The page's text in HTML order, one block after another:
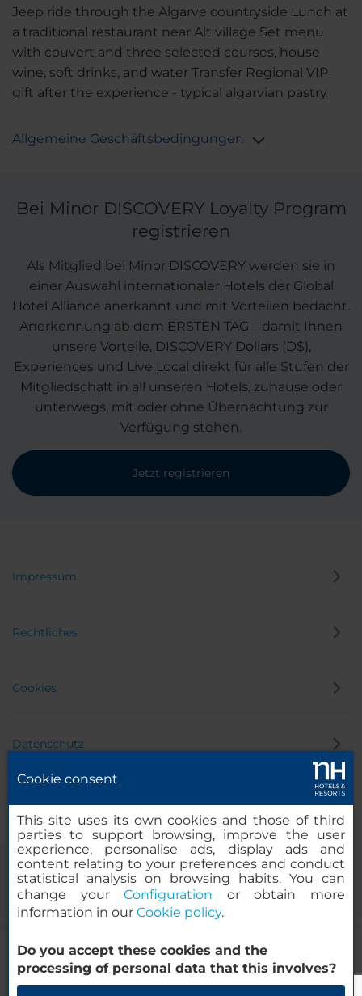
VON 74.99
MwSt. und City Tax inbegriffen
Jeep ride through the Algarve countryside Lunch at
a traditional restaurant near Alt village Set menu
with couvert and three selected courses, house
wine, soft drinks, and water Transfer Regional VIP
gift after the experience - typical algarvian pastry
Allgemeine Geschäftsbedingungen
Bei Minor DISCOVERY Loyalty Program
registrieren
Als Mitglied bei Minor DISCOVERY werden sie in
einer Auswahl internationaler Hotels der Global
Hotel Alliance anerkannt und mit Vorteilen bedacht.
Anerkennung ab dem ERSTEN TAG – damit Ihnen
unsere Vorteile, DISCOVERY Dollars (D$),
Experiences und Live Local direkt für alle Stufen der
Mitgliedschaft in all unseren Hotels, zuhause oder
unterwegs, mit oder ohne Übernachtung zur
Verfügung stehen.
Jetzt registrieren
Impressum
Rechtliches
Cookies
Datenschutz
© 2000 – 2026 MINOR HOTELS EUROPE & AMERICAS Santa Engracia
120. 28003 Madrid, Spanien
Cookie consent
This site uses its own cookies and those of third
parties to support browsing, improve the user
experience, personalise ads, display ads and
content relating to your preferences and conduct
statistical analysis on browsing habits. You can
change yourConfiguration or obtain more
information in our Cookie policy.
Do you accept these cookies and the
processing of personal data that this involves?